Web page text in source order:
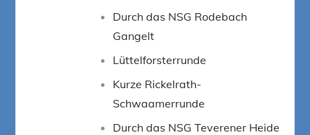
Durch das NSG Rodebach
Gangelt
Lüttelforsterrunde
Kurze Rickelrath-
Schwaamerrunde
Durch das NSG Teverener Heide